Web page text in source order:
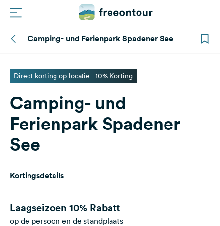
Routes
Campings
Magazine
Partners
Vragen &
Camping- und Ferienpark Spadener See
Direct korting op locatie - 10% Korting
Camping- und
Ferienpark Spadener
See
Kortingsdetails
Laagseizoen 10% Rabatt
op de persoon en de standplaats